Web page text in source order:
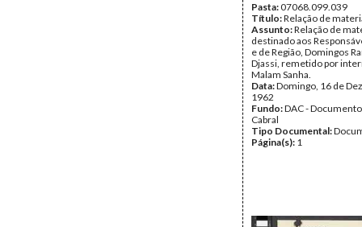
Pasta:07068.099.039
Título:Relação de
Assunto:Relação de
destinado aos
e de Região, Domingos
Djassi, remetido por
Malam Sanha.
Data:Domingo, 16 de
1962
Fundo:DAC -
Cabral
Tipo Documental:
Página(s): 1